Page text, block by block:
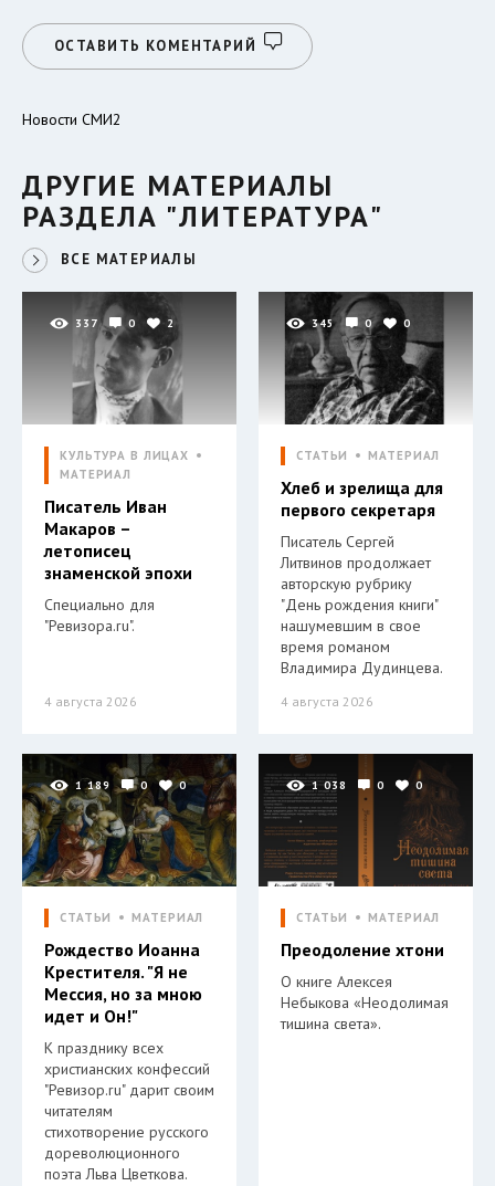
ОСТАВИТЬ КОМЕНТАРИЙ
Новости СМИ2
ДРУГИЕ МАТЕРИАЛЫ
РАЗДЕЛА "ЛИТЕРАТУРА"
ВСЕ МАТЕРИАЛЫ
337 0 2
КУЛЬТУРА В ЛИЦАХ
МАТЕРИАЛ
Писатель Иван
Макаров –
летописец
знаменской эпохи
Специально для
"Ревизора.ru".
4 августа 2026
345 0 0
СТАТЬИ МАТЕРИАЛ
Хлеб и зрелища для
первого секретаря
Писатель Сергей
Литвинов продолжает
авторскую рубрику
"День рождения книги"
нашумевшим в свое
время романом
Владимира Дудинцева.
4 августа 2026
1 189 0 0
СТАТЬИ МАТЕРИАЛ
Рождество Иоанна
Крестителя. "Я не
Мессия, но за мною
идет и Он!"
К празднику всех
христианских конфессий
"Ревизор.ru" дарит своим
читателям
стихотворение русского
дореволюционного
поэта Льва Цветкова.
1 038 0 0
СТАТЬИ МАТЕРИАЛ
Преодоление хтони
О книге Алексея
Небыкова «Неодолимая
тишина света».